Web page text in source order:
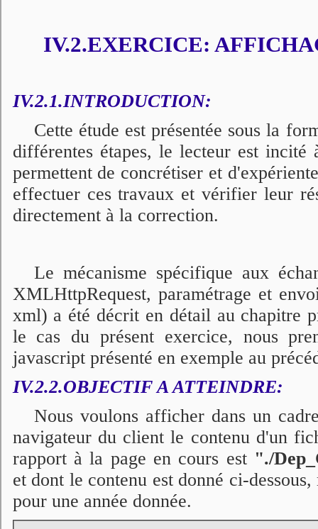
IV.2.EXERCICE:
IV.2.1.INTRODUCTION:
Cette étude est présentée sous la
différentes étapes, le lecteur est
permettent de concrétiser et
effectuer ces travaux et vérifier leur
directement à la correction.
Le mécanisme spécifique aux
XMLHttpRequest, paramétrage et
xml) a été décrit en détail au chapitre
le cas du présent exercice, nous
javascript présenté en exemple au
IV.2.2.OBJECTIF A ATTEINDRE:
Nous voulons afficher dans un
navigateur du client le contenu d'un
rapport à la page en cours est "./
et dont le contenu est donné ci-
pour une année donnée.